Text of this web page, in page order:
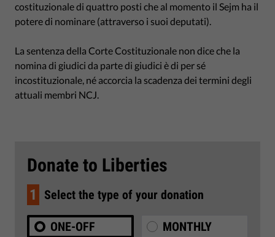
costituzionale di quattro posti che al momento il Sejm ha il
potere di nominare (attraverso i suoi deputati).
La sentenza della Corte Costituzionale non dice che la
nomina di giudici da parte di giudici è di per sé
incostituzionale, né accorcia la scadenza dei termini degli
attuali membri NCJ.
Donate to Liberties
1 Select the type of your donation
ONE-OFF MONTHLY